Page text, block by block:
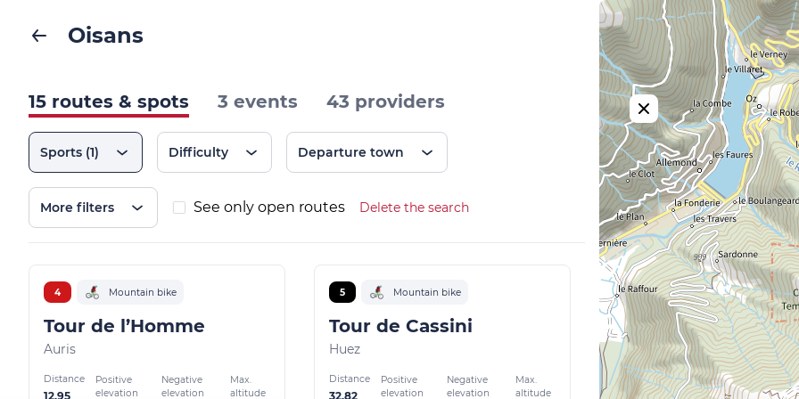
Oisans
15 routes & spots 3 events 43 providers
Sports (1) Difficulty Departure town
More filters See only open routes Delete the search
4 Mountain bike
Tour de l’Homme
Auris
Distance
12.95
Positive
elevation
Negative
elevation
Max.
altitude
5 Mountain bike
Tour de Cassini
Huez
Distance
32.82
Positive
elevation
Negative
elevation
Max.
altitude